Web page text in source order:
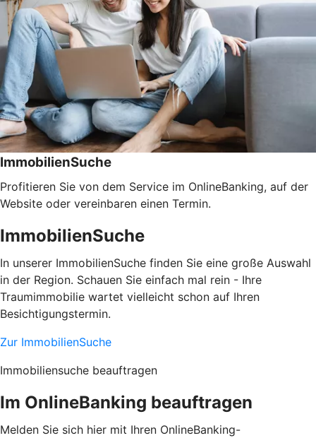
ImmobilienSuche
Profitieren Sie von dem Service im OnlineBanking, auf der
Website oder vereinbaren einen Termin.
ImmobilienSuche
In unserer ImmobilienSuche finden Sie eine große Auswahl
in der Region. Schauen Sie einfach mal rein - Ihre
Traumimmobilie wartet vielleicht schon auf Ihren
Besichtigungstermin.
Zur ImmobilienSuche
Immobiliensuche beauftragen
Im OnlineBanking beauftragen
Melden Sie sich hier mit Ihren OnlineBanking-